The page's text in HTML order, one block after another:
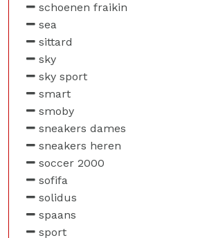
schoenen fraikin
sea
sittard
sky
sky sport
smart
smoby
sneakers dames
sneakers heren
soccer 2000
sofifa
solidus
spaans
sport